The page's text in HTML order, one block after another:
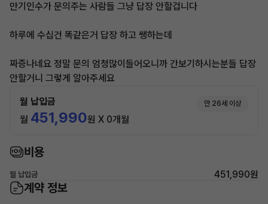
만기인수가 문의주는 사람들 그냥 답장 안할겁니다
하루에 수십건 똑같은거 답장 하고 쌩하는데
짜증나네요 정말 문의 엄청많이들어오니까 간보기하시는분들 답장
안할거니 그렇게 알아주세요
월 납입금 만 26세 이상
월 451,990원 X 0개월
비용
월 납입금 451,990원
계약 정보